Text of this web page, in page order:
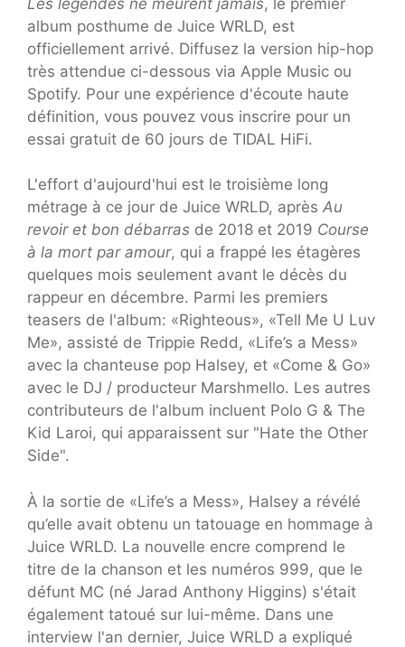
album posthume de Juice WRLD, est
officiellement arrivé. Diffusez la version hip-hop
très attendue ci-dessous via Apple Music ou
Spotify. Pour une expérience d'écoute haute
définition, vous pouvez vous inscrire pour un
essai gratuit de 60 jours de TIDAL HiFi.
L'effort d'aujourd'hui est le troisième long
métrage à ce jour de Juice WRLD, après Au
revoir et bon débarras de 2018 et 2019 Course
à la mort par amour, qui a frappé les étagères
quelques mois seulement avant le décès du
rappeur en décembre. Parmi les premiers
teasers de l'album: «Righteous», «Tell Me U Luv
Me», assisté de Trippie Redd, «Life’s a Mess»
avec la chanteuse pop Halsey, et «Come & Go»
avec le DJ / producteur Marshmello. Les autres
contributeurs de l'album incluent Polo G & The
Kid Laroi, qui apparaissent sur "Hate the Other
Side".
À la sortie de «Life’s a Mess», Halsey a révélé
qu’elle avait obtenu un tatouage en hommage à
Juice WRLD. La nouvelle encre comprend le
titre de la chanson et les numéros 999, que le
défunt MC (né Jarad Anthony Higgins) s'était
également tatoué sur lui-même. Dans une
interview l'an dernier, Juice WRLD a expliqué